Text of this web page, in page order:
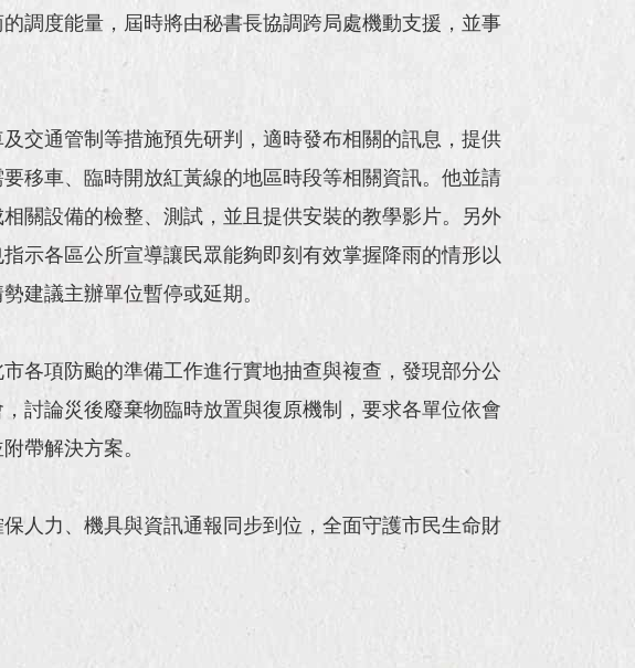
調度能量，屆時將由秘書長協調跨局處機動支援，並事
交通管制等措施預先研判，適時發布相關的訊息，提供
移車、臨時開放紅黃線的地區時段等相關資訊。他並請
關設備的檢整、測試，並且提供安裝的教學影片。另外
示各區公所宣導讓民眾能夠即刻有效掌握降雨的情形以
建議主辦單位暫停或延期。
各項防颱的準備工作進行實地抽查與複查，發現部分公
討論災後廢棄物臨時放置與復原機制，要求各單位依會
帶解決方案。
人力、機具與資訊通報同步到位，全面守護市民生命財